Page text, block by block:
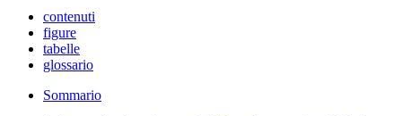
contenuti
figure
tabelle
glossario
Sommario